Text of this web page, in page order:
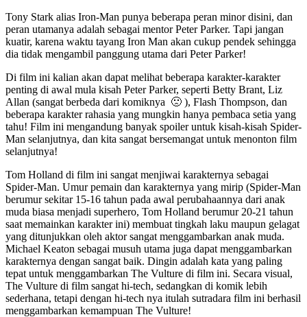
Tony Stark alias Iron-Man punya beberapa peran minor disini, dan
peran utamanya adalah sebagai mentor Peter Parker. Tapi jangan
kuatir, karena waktu tayang Iron Man akan cukup pendek sehingga
dia tidak mengambil panggung utama dari Peter Parker!
Di film ini kalian akan dapat melihat beberapa karakter-karakter
penting di awal mula kisah Peter Parker, seperti Betty Brant, Liz
Allan (sangat berbeda dari komiknya 🙁 ), Flash Thompson, dan
beberapa karakter rahasia yang mungkin hanya pembaca setia yang
tahu! Film ini mengandung banyak spoiler untuk kisah-kisah Spider-
Man selanjutnya, dan kita sangat bersemangat untuk menonton film
selanjutnya!
Tom Holland di film ini sangat menjiwai karakternya sebagai
Spider-Man. Umur pemain dan karakternya yang mirip (Spider-Man
berumur sekitar 15-16 tahun pada awal perubahaannya dari anak
muda biasa menjadi superhero, Tom Holland berumur 20-21 tahun
saat memainkan karakter ini) membuat tingkah laku maupun gelagat
yang ditunjukkan oleh aktor sangat menggambarkan anak muda.
Michael Keaton sebagai musuh utama juga dapat menggambarkan
karakternya dengan sangat baik. Dingin adalah kata yang paling
tepat untuk menggambarkan The Vulture di film ini. Secara visual,
The Vulture di film sangat hi-tech, sedangkan di komik lebih
sederhana, tetapi dengan hi-tech nya itulah sutradara film ini berhasil
menggambarkan kemampuan The Vulture!